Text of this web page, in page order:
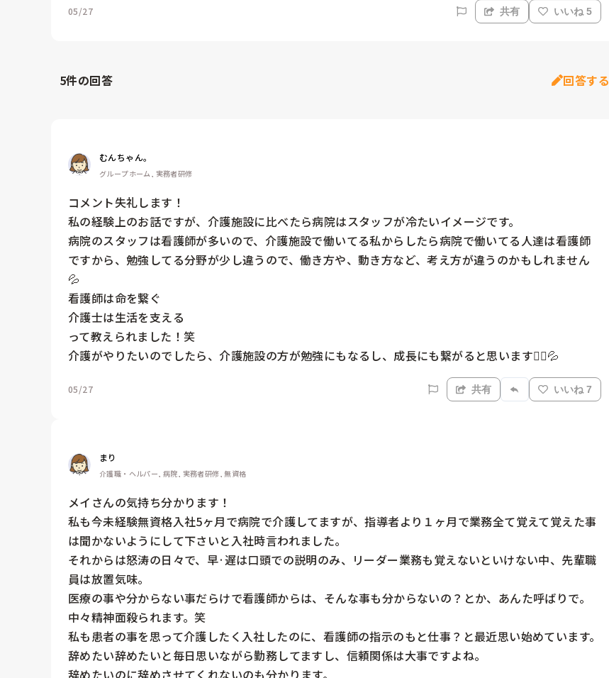
05/27 共有 いいね 5
5件の回答 回答する
むんちゃん。
グループホーム, 実務者研修
コメント失礼します！
私の経験上のお話ですが、介護施設に比べたら病院はスタッフが冷たいイメージです。
病院のスタッフは看護師が多いので、介護施設で働いてる私からしたら病院で働いてる人達は看護師
ですから、勉強してる分野が少し違うので、働き方や、動き方など、考え方が違うのかもしれません
💦
看護師は命を繋ぐ
介護士は生活を支える
って教えられました！笑
05/27 共有 いいね 7
まり
介護職・ヘルパー, 病院, 実務者研修, 無資格
メイさんの気持ち分かります！
私も今未経験無資格入社5ヶ月で病院で介護してますが、指導者より１ヶ月で業務全て覚えて覚えた事
は聞かないようにして下さいと入社時言われました。
それからは怒涛の日々で、早·遅は口頭での説明のみ、リーダー業務も覚えないといけない中、先輩職
員は放置気味。
医療の事や分からない事だらけで看護師からは、そんな事も分からないの？とか、あんた呼ばりで。
中々精神面殺られます。笑
私も患者の事を思って介護したく入社したのに、看護師の指示のもと仕事？と最近思い始めています。
辞めたい辞めたいと毎日思いながら勤務してますし、信頼関係は大事ですよね。
辞めたいのに辞めさせてくれないのも分かります。